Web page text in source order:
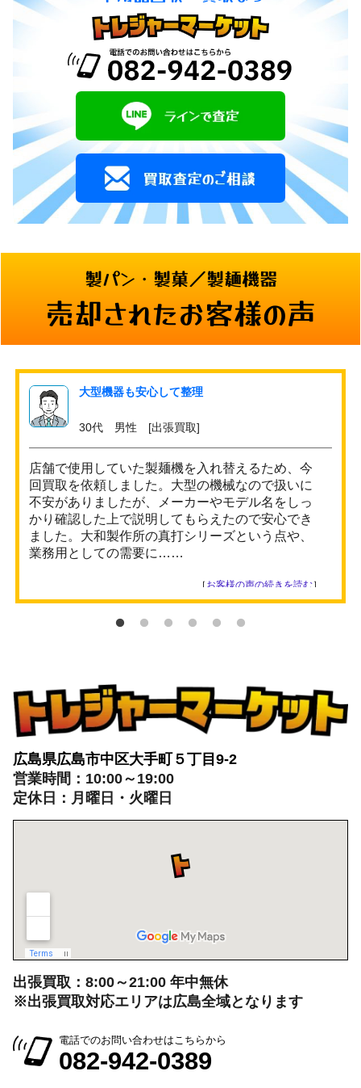
製パン・製菓／製麺機器
売却されたお客様の声
大型機器も安心して整理
30代 男性 [出張買取]
店舗で使用していた製麺機を入れ替えるため、今
回買取を依頼しました。大型の機械なので扱いに
不安がありましたが、メーカーやモデル名をしっ
かり確認した上で説明してもらえたので安心でき
ました。大和製作所の真打シリーズという点や、
業務用としての需要に……
［ お客様の声の続きを読む］
広島県広島市中区大手町５丁目9-2
営業時間：10:00～19:00
定休日：月曜日・火曜日
出張買取：8:00～21:00 年中無休
※出張買取対応エリアは広島全域となります
電話でのお問い合わせはこちらから
082-942-0389